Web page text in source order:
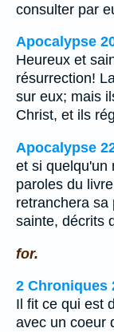
consulter par
Apocalypse
Heureux et
résurrection!
sur eux; mais
Christ, et ils
Apocalypse
et si quelqu'un
paroles du
retranchera sa
sainte, décrits
for.
2 Chroniques
Il fit ce qui est
avec un coeur